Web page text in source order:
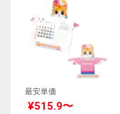
最安単価
¥515.9〜